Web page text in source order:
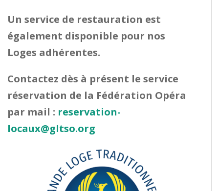
Un service de restauration est
également disponible pour nos
Loges adhérentes.
Contactez dès à présent le service
réservation de la Fédération Opéra
par mail : reservation-
locaux@gltso.org